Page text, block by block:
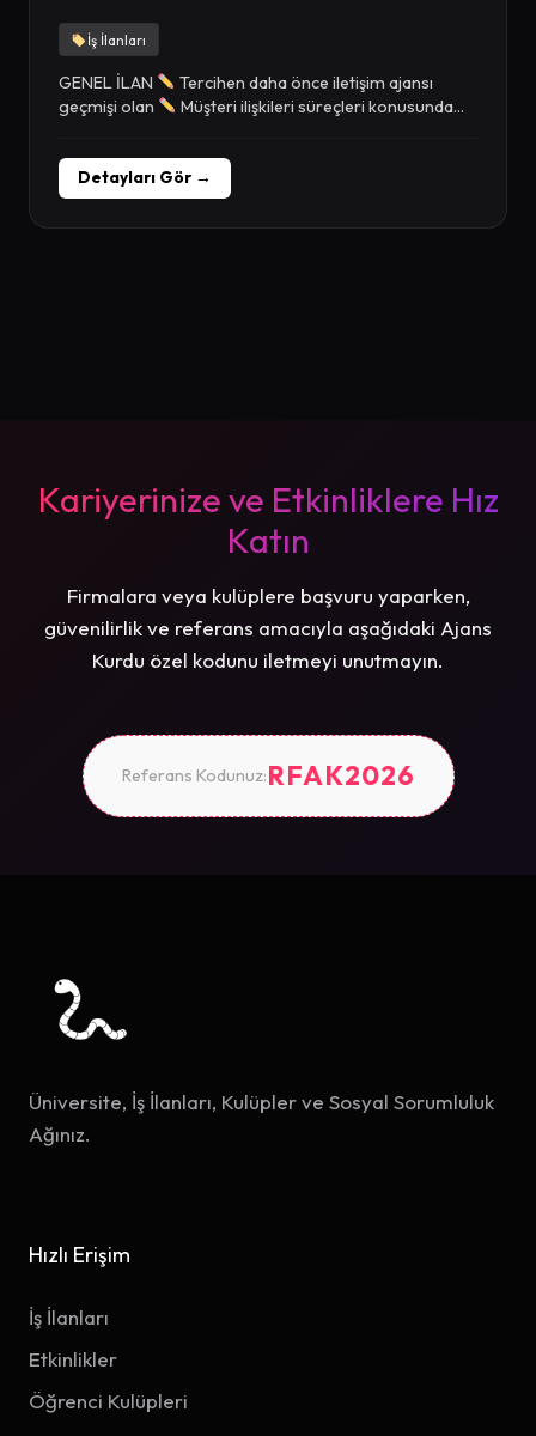
İş İlanları
GENEL İLAN
Tercihen daha önce iletişim ajansı
geçmişi olan
Müşteri ilişkileri süreçleri konusunda...
Detayları Gör →
Kariyerinize ve Etkinliklere Hız
Katın
Firmalara veya kulüplere başvuru yaparken,
güvenilirlik ve referans amacıyla aşağıdaki Ajans
Kurdu özel kodunu iletmeyi unutmayın.
Referans Kodunuz:RFAK2026
Üniversite, İş İlanları, Kulüpler ve Sosyal Sorumluluk
Ağınız.
Hızlı Erişim
İş İlanları
Etkinlikler
Öğrenci Kulüpleri